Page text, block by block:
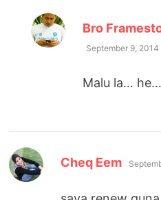
Bro
September 9,
Malu la…
Cheq Eem says: